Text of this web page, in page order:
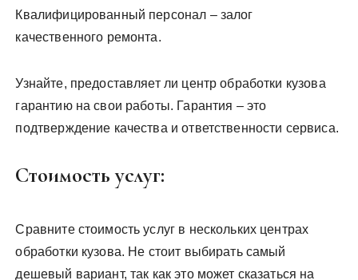
Квалифицированный персонал – залог
качественного ремонта.
Узнайте, предоставляет ли центр обработки кузова
гарантию на свои работы. Гарантия – это
подтверждение качества и ответственности сервиса.
Стоимость услуг:
Сравните стоимость услуг в нескольких центрах
обработки кузова. Не стоит выбирать самый
дешевый вариант, так как это может сказаться на